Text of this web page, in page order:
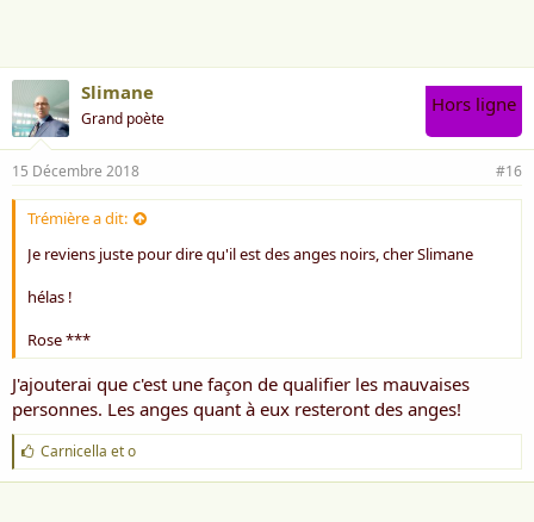
Slimane
Grand poète
Hors ligne
15 Décembre 2018 #16
Trémière a dit:
Je reviens juste pour dire qu'il est des anges noirs, cher Slimane
hélas !
Rose ***
J'ajouterai que c'est une façon de qualifier les mauvaises
personnes. Les anges quant à eux resteront des anges!
J
'
a
Carnicella eto